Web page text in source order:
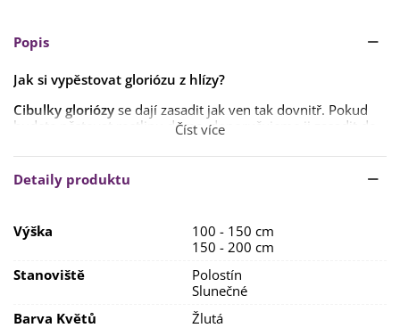
Popis
Jak si vypěstovat gloriózu z hlízy?
Cibulky gloriózy se dají zasadit jak ven tak dovnitř. Pokud
budete pěstovat rostlinu doma, doporučujeme ji zasadit do
Půda by měla být
s dostatkem slunce a tepla
zalévat
V létě ji lze pěstovat venku, na zimu je nutné
půdypo zatažení a uschovat je alespoň na
kolem 10 °C
Číst více
Detaily produktu
Výška
100 - 150 cm
150 - 200 cm
Stanoviště
Polostín
Slunečné
Barva Květů
Žlutá